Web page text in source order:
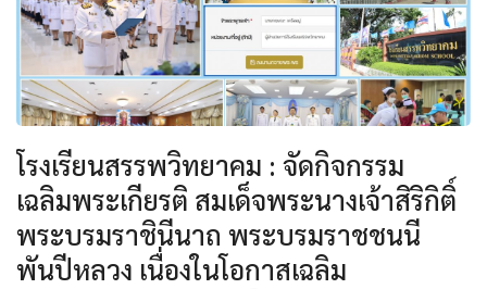
โรงเรียนสรรพวิทยาคม : จัดกิจกรรม
เฉลิมพระเกียรติ สมเด็จพระนางเจ้าสิริกิติ์
พระบรมราชินีนาถ พระบรมราชชนนี
พันปีหลวง เนื่องในโอกาสเฉลิม